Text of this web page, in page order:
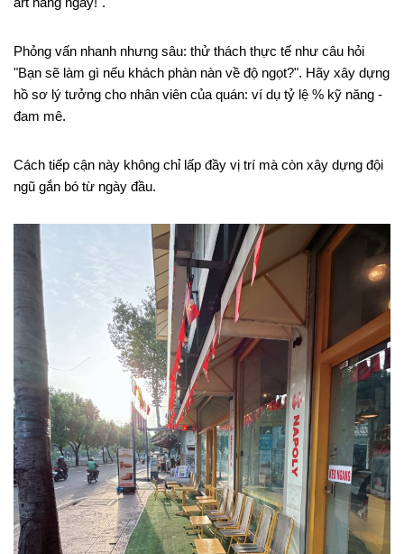
Phỏng vấn nhanh nhưng sâu: thử thách thực tế như câu hỏi
"Bạn sẽ làm gì nếu khách phàn nàn về độ ngọt?". Hãy xây dựng
hồ sơ lý tưởng cho nhân viên của quán: ví dụ tỷ lệ % kỹ năng -
đam mê.
Cách tiếp cận này không chỉ lấp đầy vị trí mà còn xây dựng đội
ngũ gắn bó từ ngày đầu.